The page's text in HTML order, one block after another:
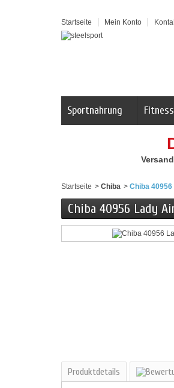
Startseite Mein Konto
Sportnahrung
Startseite > Chiba > Chiba
Chiba 40956 Lady
Produktdetails